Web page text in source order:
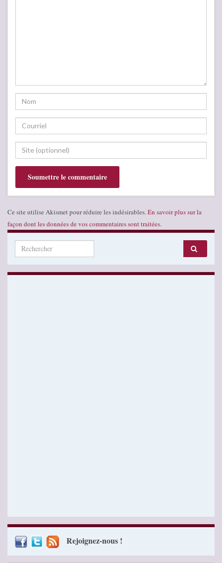
Ce site utilise Akismet pour réduire les indésirables. En savoir plus sur la
façon dont les données de vos commentaires sont traitées.
Search for:
Rejoignez-nous !